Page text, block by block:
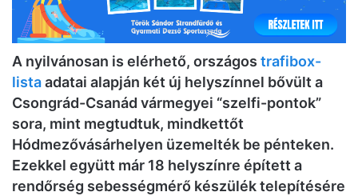
A nyilvánosan is elérhető, országos trafibox-
listaadatai alapján két új helyszínnel bővült a
Csongrád-Csanád vármegyei “szelfi-pontok”
sora, mint megtudtuk, mindkettőt
Hódmezővásárhelyen üzemelték be pénteken.
Ezekkel együtt már 18 helyszínre épített a
rendőrség sebességmérő készülék telepítésére